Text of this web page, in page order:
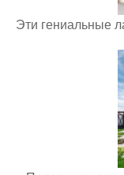
Эти гениальные